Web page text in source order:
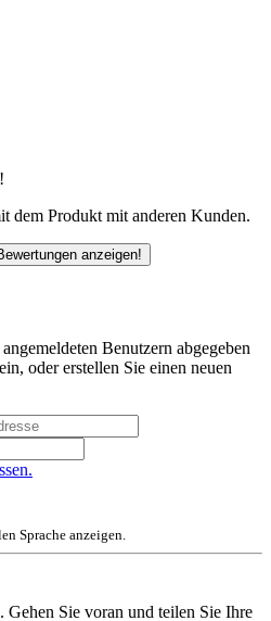
dem Produkt mit anderen Kunden.
anzeigen!
Benutzern abgegeben
oder erstellen Sie einen neuen
Sprache anzeigen.
Sie voran und teilen Sie Ihre